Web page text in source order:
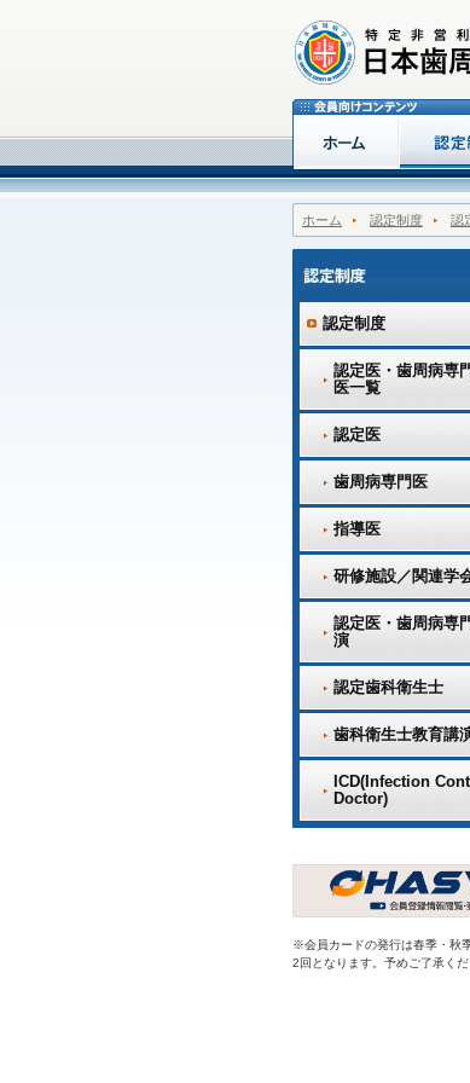
ホーム 認定制度 認
認定制度
認定医・歯周病専
医一覧
認定医
歯周病専門医
指導医
研修施設／関連学
認定医・歯周病専
演
認定歯科衛生士
歯科衛生士教育講
ICD(Infection
Doctor)
※会員カードの発行は春季・秋
2回となります。予めご了承くだ